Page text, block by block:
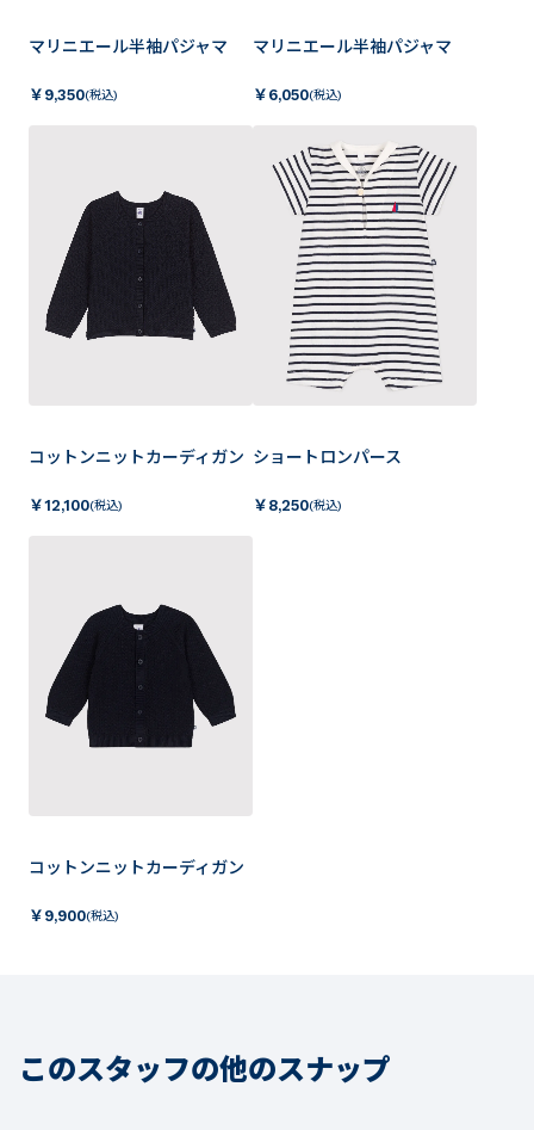
マリニエール半袖パジャマ
￥ 9,350(税込)
マリニエール半袖パジャマ
￥ 6,050(税込)
コットンニットカーディガン
￥12,100(税込)
ショートロンパース
￥ 8,250(税込)
コットンニットカーディガン
￥ 9,900(税込)
このスタッフの他のスナップ